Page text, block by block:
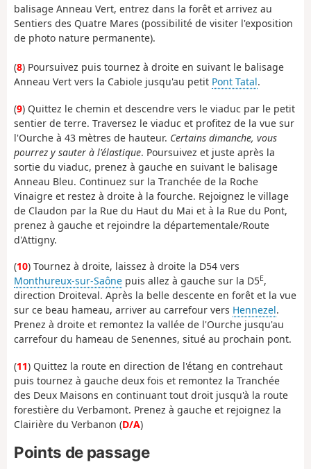
balisage Anneau Vert, entrez dans la forêt et arrivez au
Sentiers des Quatre Mares (possibilité de visiter l'exposition
de photo nature permanente).
(8) Poursuivez puis tournez à droite en suivant le balisage
Anneau Vert vers la Cabiole jusqu'au petit Pont Tatal.
(9) Quittez le chemin et descendre vers le viaduc par le petit
sentier de terre. Traversez le viaduc et profitez de la vue sur
l'Ourche à 43 mètres de hauteur. Certains dimanche, vous
pourrez y sauter à l'élastique. Poursuivez et juste après la
sortie du viaduc, prenez à gauche en suivant le balisage
Anneau Bleu. Continuez sur la Tranchée de la Roche
Vinaigre et restez à droite à la fourche. Rejoignez le village
de Claudon par la Rue du Haut du Mai et à la Rue du Pont,
prenez à gauche et rejoindre la départementale/Route
d'Attigny.
(10) Tournez à droite, laissez à droite la D54 vers
Monthureux-sur-Saône puis allez à gauche sur la D5E,
direction Droiteval. Après la belle descente en forêt et la vue
sur ce beau hameau, arriver au carrefour vers Hennezel.
Prenez à droite et remontez la vallée de l'Ourche jusqu'au
carrefour du hameau de Senennes, situé au prochain pont.
(11) Quittez la route en direction de l'étang en contrehaut
puis tournez à gauche deux fois et remontez la Tranchée
des Deux Maisons en continuant tout droit jusqu'à la route
forestière du Verbamont. Prenez à gauche et rejoignez la
Clairière du Verbanon (D/A)
Points de passage